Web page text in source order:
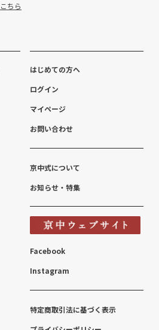
こちら
はじめての方へ
ログイン
マイページ
お問い合わせ
京中式について
お知らせ・特集
Facebook
Instagram
特定商取引法に基づく表示